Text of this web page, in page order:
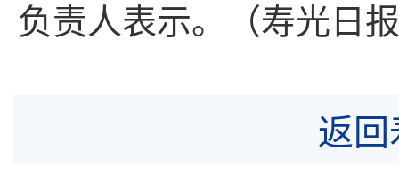
负责人表示。（寿光日
返回